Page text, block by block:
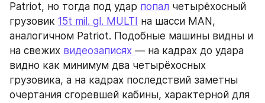
Patriot, но тогда под удар попал четырёхосный
грузовик 15t mil. gl. MULTI на шасси MAN,
аналогичном Patriot. Подобные машины видны и
на свежих видеозаписях — на кадрах до удара
видно как минимум два четырёхосных
грузовика, а на кадрах последствий заметны
очертания сгоревшей кабины, характерной для